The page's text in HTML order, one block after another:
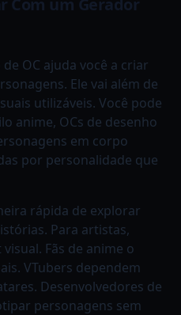
Com um Gerador
OC ajuda você a criar
Ele vai além de
utilizáveis. Você pode
anime, OCs de desenho
em corpo
por personalidade que
rápida de explorar
Para artistas,
Fãs de anime o
VTubers dependem
Desenvolvedores de
personagens sem